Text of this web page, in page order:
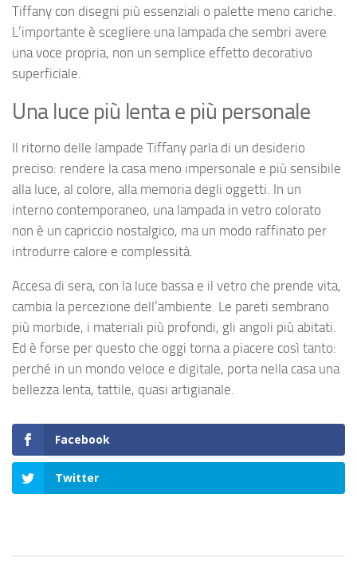
Tiffany con disegni più essenziali o palette meno cariche.
L’importante è scegliere una lampada che sembri avere
una voce propria, non un semplice effetto decorativo
superficiale.
Una luce più lenta e più personale
Il ritorno delle lampade Tiffany parla di un desiderio
preciso: rendere la casa meno impersonale e più sensibile
alla luce, al colore, alla memoria degli oggetti. In un
interno contemporaneo, una lampada in vetro colorato
non è un capriccio nostalgico, ma un modo raffinato per
introdurre calore e complessità.
Accesa di sera, con la luce bassa e il vetro che prende vita,
cambia la percezione dell’ambiente. Le pareti sembrano
più morbide, i materiali più profondi, gli angoli più abitati.
Ed è forse per questo che oggi torna a piacere così tanto:
perché in un mondo veloce e digitale, porta nella casa una
bellezza lenta, tattile, quasi artigianale.
Facebook
Twitter